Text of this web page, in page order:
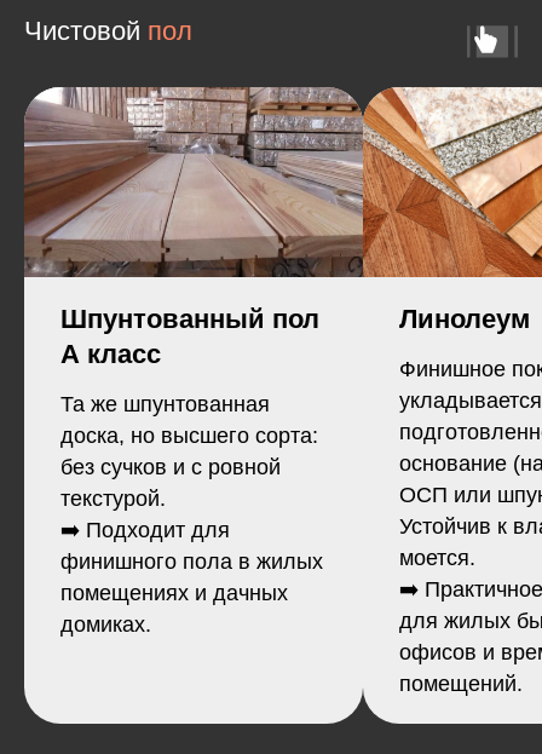
Чистовой пол
Шпунтованный пол
А класс
Та же шпунтованная
доска, но высшего сорта:
без сучков и с ровной
текстурой.
➡️ Подходит для
финишного пола в жилых
помещениях и дачных
домиках.
Линолеум
Финишное
основание
ОСП или
Устойчив к
моется.
➡️
для жилых
офисов и
помещений.
Прочная гарантия
Любой проект строим на участке
в день заезда. Если вы заказали
индивидуальный проект сроки
согласуем заранее
За 1 день
Закупим оптом и заменим
Материалы класса
"Стандарт"
Цена названная по телефону при
предварительном расчете при
сохранении комплектации не
Фиксированная цена